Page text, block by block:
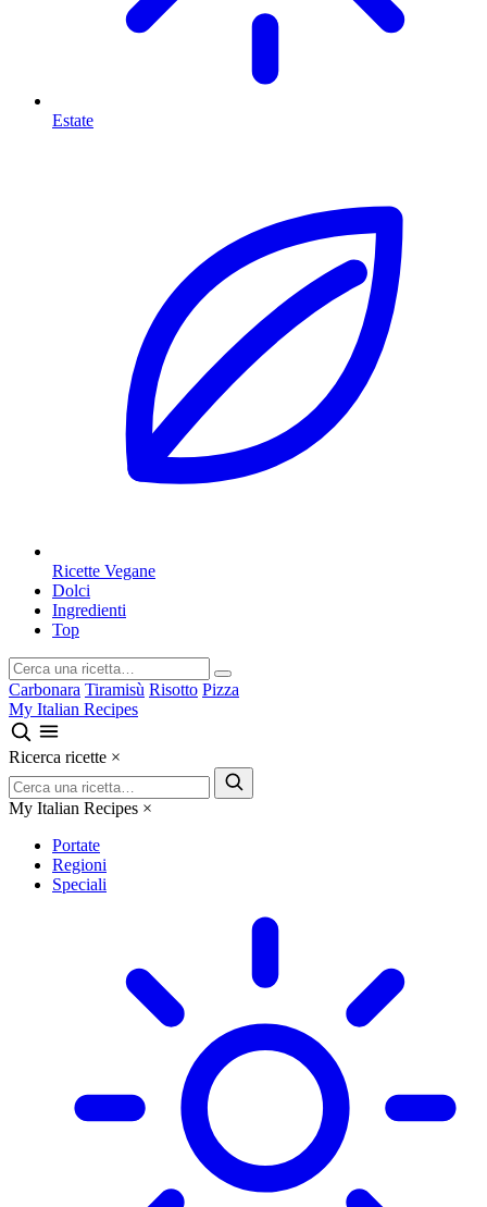
Estate
Ricette Vegane
Dolci
Ingredienti
Top
Carbonara Tiramisù Risotto Pizza
My Italian Recipes
Ricerca ricette ×
My Italian Recipes ×
Portate
Regioni
Speciali